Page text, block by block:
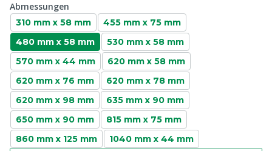
Abmessungen
310 mm x 58 mm
455 mm x 75 mm
480 mm x 58 mm
530 mm x 58 mm
570 mm x 44 mm
620 mm x 58 mm
620 mm x 76 mm
620 mm x 78 mm
620 mm x 98 mm
635 mm x 90 mm
650 mm x 90 mm
815 mm x 75 mm
860 mm x 125 mm
1040 mm x 44 mm